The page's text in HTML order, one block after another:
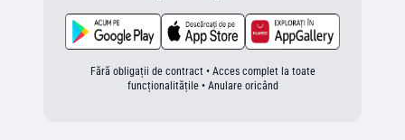
Fără obligații de contract • Acces complet la toate
funcționalitățile • Anulare oricând